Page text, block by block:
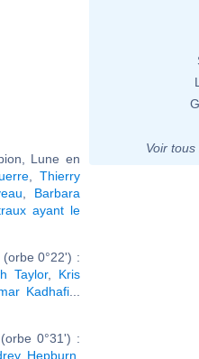
Lune en
,Thierry
Barbara
ayant le
0°22') :
Taylor, Kris
Kadhafi
0°31') :
Hepburn
Voir